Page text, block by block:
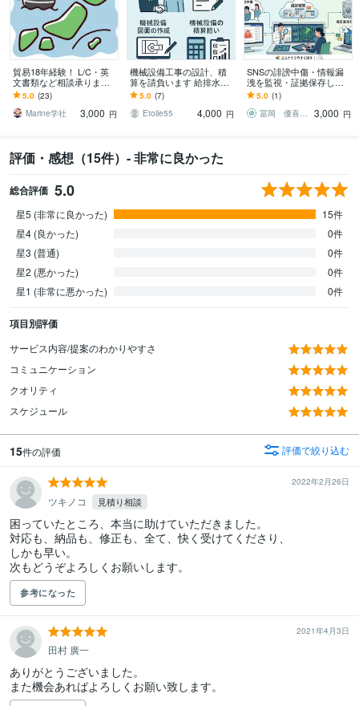
貿易18年経験！ L/C・英
文書類など相談承ります
～初めてでも安心、輸出
現場で培った知識で全般
サポート～
5.0 (23)
Marine学社
3,000 円
機械設備工事の設計、積
算を請負います 給排水、
空調設備の設計や積算業
務を請負います
5.0 (7)
Etoile55
4,000 円
SNSの誹謗中傷・情報漏
洩を監視・証拠保存しま
す リスクを3段階で早期検
知・証拠保存します！分
析や対策案も！
5.0 (1)
冨岡 優喜（トミークリエイト代表）
3,000 円
評価・感想（15件）- 非常に良かった
総合評価 5.0
星5 (非常に良かった)
15件
星4 (良かった)
0件
星3 (普通)
0件
星2 (悪かった)
0件
星1 (非常に悪かった)
0件
項目別評価
サービス内容/提案のわかりやすさ
コミュニケーション
クオリティ
スケジュール
15件の評価 評価で絞り込む
2022年2月26日
ツキノコ 見積り相談
困っていたところ、本当に助けていただきました。
対応も、納品も、修正も、全て、快く受けてくださり、
しかも早い。
次もどうぞよろしくお願いします。
参考になった
2021年4月3日
田村 廣一
ありがとうございました。
また機会あればよろしくお願い致します。